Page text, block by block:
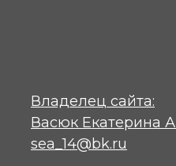
Владелец сайта:
Васюк Екатерина
sea_14@bk.ru